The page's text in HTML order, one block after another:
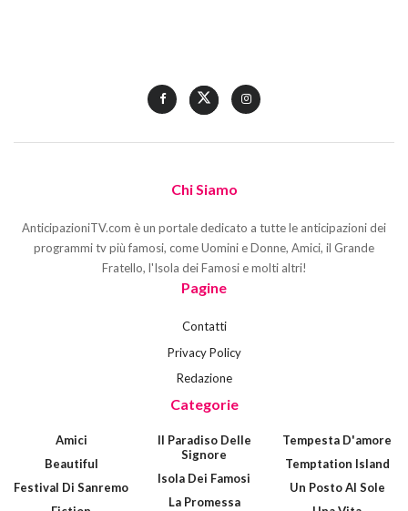
Chi Siamo
AnticipazioniTV.com è un portale dedicato a tutte le anticipazioni dei
programmi tv più famosi, come Uomini e Donne, Amici, il Grande
Fratello, l'Isola dei Famosi e molti altri!
Pagine
Contatti
Privacy Policy
Redazione
Categorie
Amici
Beautiful
Festival Di Sanremo
Il Paradiso Delle
Signore
Isola Dei Famosi
La Promessa
Tempesta D'amore
Temptation Island
Un Posto Al Sole